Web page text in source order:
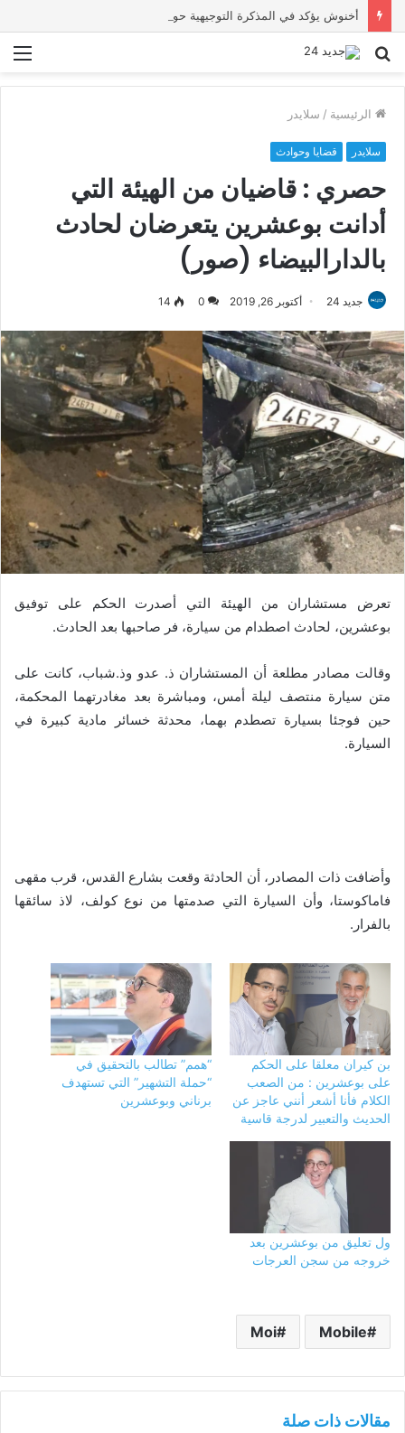
بحث
الرئيسية / سلايدر
سلايدر قضايا وحوادث
حصري : قاضيان من الهيئة التي
أدانت بوعشرين يتعرضان لحادث
بالدارالبيضاء (صور)
جديد 24 أكتوبر 26, 2019 0
14
تعرض مستشاران من الهيئة التي أصدرت الحكم على توفيق
بوعشرين، لحادث اصطدام من سيارة، فر صاحبها بعد الحادث.
وقالت مصادر مطلعة أن المستشاران ذ. عدو وذ.شباب، كانت على
متن سيارة منتصف ليلة أمس، ومباشرة بعد مغادرتهما المحكمة،
حين فوجئا بسيارة تصطدم بهما، محدثة خسائر مادية كبيرة في
السيارة.
وأضافت ذات المصادر، أن الحادثة وقعت بشارع القدس، قرب مقهى
فاماكوستا، وأن السيارة التي صدمتها من نوع كولف، لاذ سائقها
بالفرار.
بن كيران معلقا على الحكم
على بوعشرين : من الصعب
الكلام فأنا أشعر أنني عاجز عن
الحديث والتعبير لدرجة قاسية
“همم” تطالب بالتحقيق في
“حملة التشهير” التي تستهدف
برناني وبوعشرين
ول تعليق من بوعشرين بعد
خروجه من سجن العرجات
Mobile
Moi
مقالات ذات صلة